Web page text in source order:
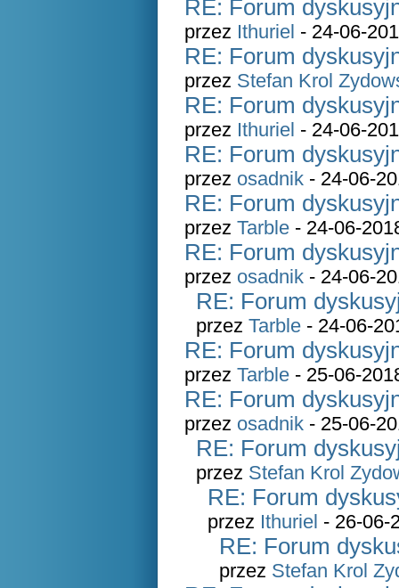
RE: Forum
przez Ithuriel - 24-06-
RE: Forum
przez Stefan Krol
RE: Forum
przez Ithuriel - 24-06-
RE: Forum
przez osadnik - 24-06-
RE: Forum
przez Tarble - 24-06-
RE: Forum
przez osadnik - 24-06-
RE: Forum
przez Tarble - 24-06-
RE: Forum
przez Tarble - 25-06-
RE: Forum
przez osadnik - 25-06-
RE: Forum
przez Stefan Krol
RE: Forum
przez Ithuriel - 26-06-
RE: Forum
przez Stefan Krol